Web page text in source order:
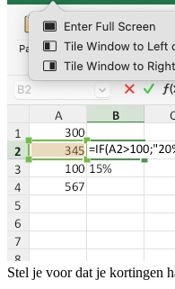
Stel je voor dat je kortingen